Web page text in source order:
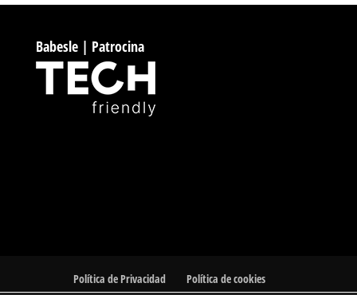
Babesle | Patrocina
Política de Privacidad Política de cookies